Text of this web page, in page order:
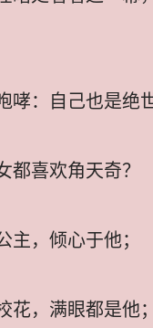
哮：自己也是绝
都喜欢角天奇？
主，倾心于他；
花，满眼都是他；